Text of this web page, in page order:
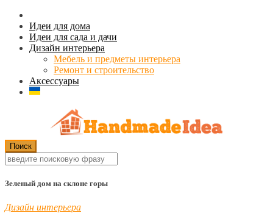
Идеи для дома
Идеи для сада и дачи
Дизайн интерьера
Мебель и предметы интерьера
Ремонт и строительство
Аксессуары
Зеленый дом на склоне горы
Дизайн интерьера